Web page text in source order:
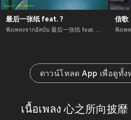
最后一张纸 feat. ?
ฟังเพลงจากอัลบัม 最后一张纸 feat. ? เพลงใหม่จาก อัพเดทเพลงใหม่ล่าสุดก่อนใคร ตลอดปี 2021
信歌
ดาวน์โหลด App เพื่อดูทั้ง
เนื้อเพลง 心之所向披